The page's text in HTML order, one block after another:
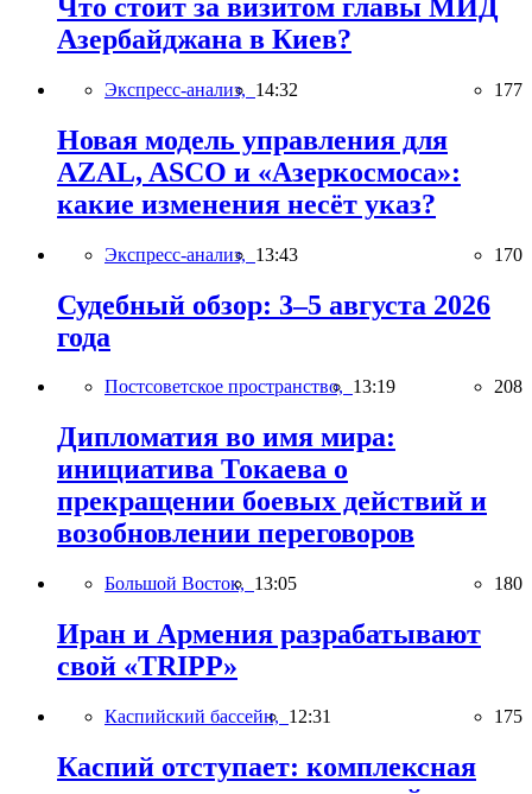
Что стоит за визитом главы МИД
Азербайджана в Киев?
Экспресс-анализ, 14:32 177
Новая модель управления для
AZAL, ASCO и «Азеркосмоса»:
какие изменения несёт указ?
Экспресс-анализ, 13:43 170
Судебный обзор: 3–5 августа 2026
года
Постсоветское пространство, 13:19 208
Дипломатия во имя мира:
инициатива Токаева о
прекращении боевых действий и
возобновлении переговоров
Большой Восток, 13:05 180
Иран и Армения разрабатывают
свой «TRIPP»
Каспийский бассейн, 12:31 175
Каспий отступает: комплексная